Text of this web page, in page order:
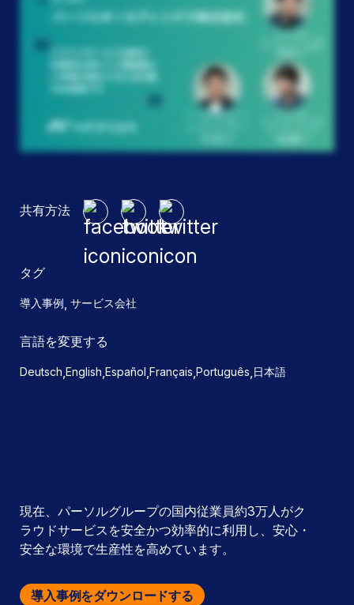
共有方法
タグ
導入事例 サービス会社
言語を変更する
Deutsch English Español Français Português 日本語
現在、パーソルグループの国内従業員約3万人がク
ラウドサービスを安全かつ効率的に利用し、安心・
安全な環境で生産性を高めています。
導入事例をダウンロードする